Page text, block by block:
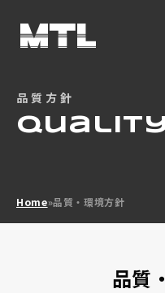
企業情報
品質方針
Home»品質・環境方針
品質